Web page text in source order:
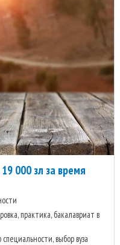
000 зл за время
практика, бакалавриат в
выбор вуза